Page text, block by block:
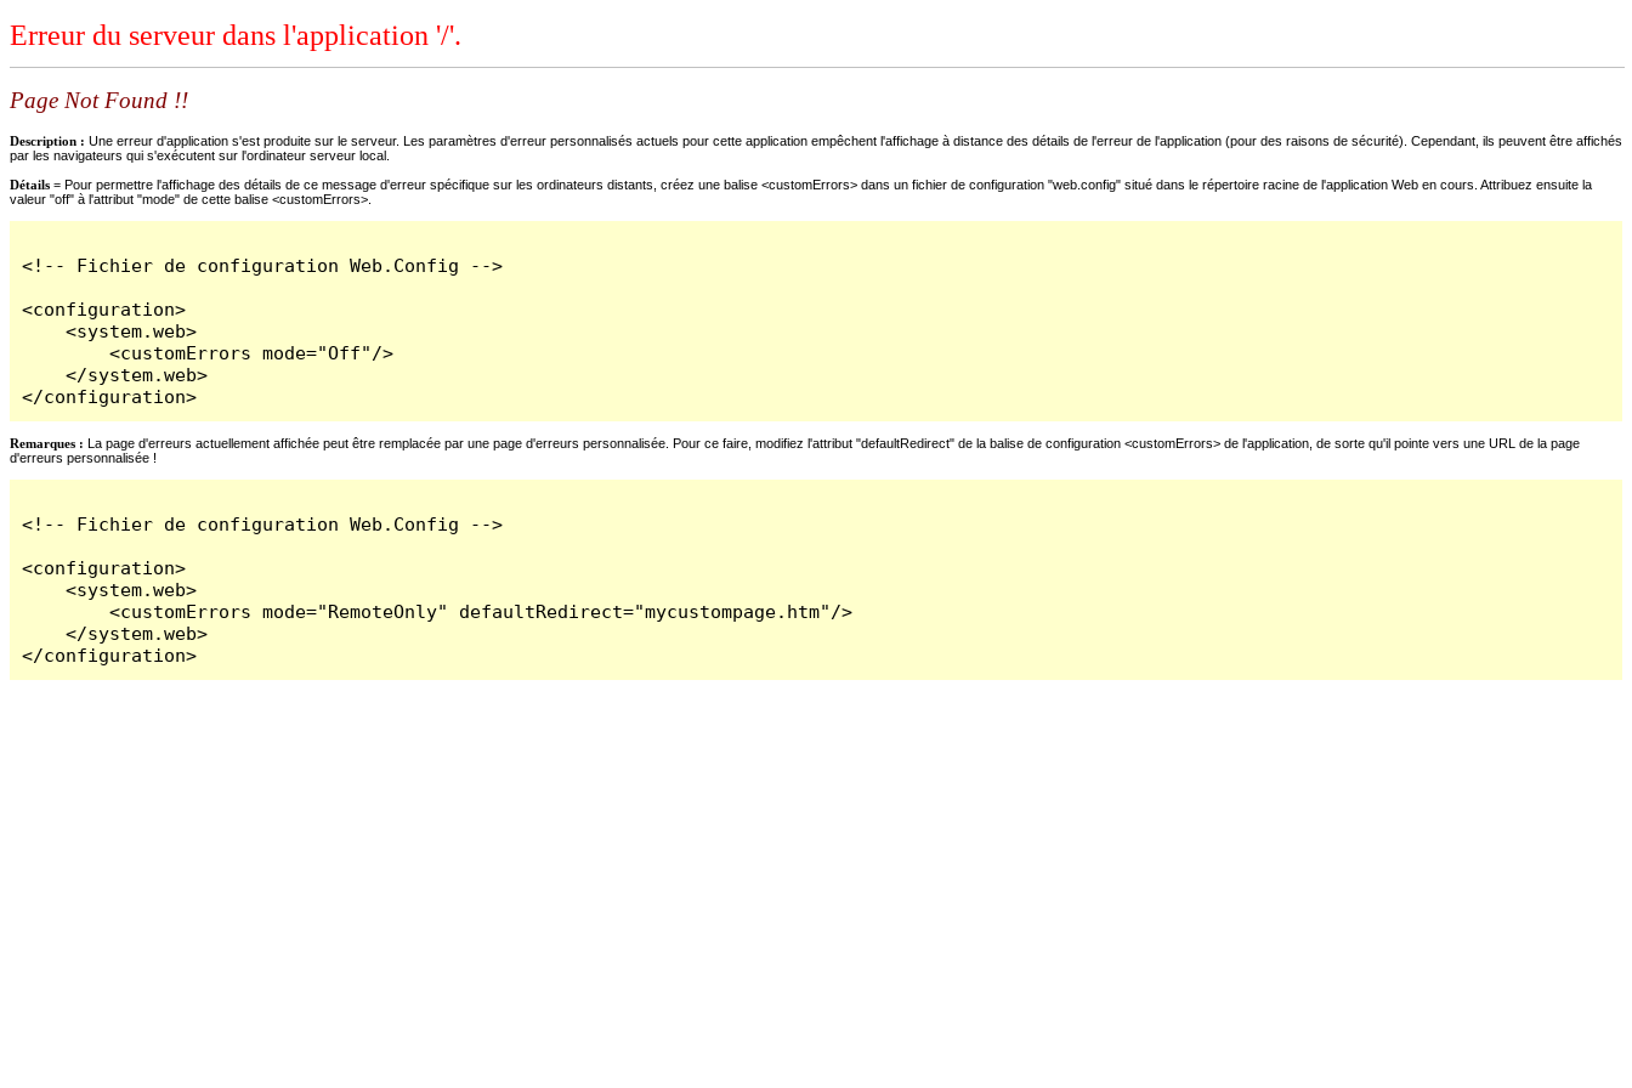
Erreur du serveur dans l'application '/'.
Page Not Found !!
Description : Une erreur d'application s'est produite sur le serveur. Les paramètres d'erreur personnalisés actuels pour cette application empêchent l'affichage à distance des détails de l'erreur de l'application (pour des raisons de sécurité). Cependant, ils peuvent être affichés
par les navigateurs qui s'exécutent sur l'ordinateur serveur local.
Détails = Pour permettre l'affichage des détails de ce message d'erreur spécifique sur les ordinateurs distants, créez une balise <customErrors> dans un fichier de configuration "web.config" situé dans le répertoire racine de l'application Web en cours. Attribuez ensuite la
valeur "off" à l'attribut "mode" de cette balise <customErrors>.
<!-- Fichier de configuration Web.Config -->
<configuration>
    <system.web>
        <customErrors mode="Off"/>
    </system.web>
</configuration>
Remarques : La page d'erreurs actuellement affichée peut être remplacée par une page d'erreurs personnalisée. Pour ce faire, modifiez l'attribut "defaultRedirect" de la balise de configuration <customErrors> de l'application, de sorte qu'il pointe vers une URL de la page
d'erreurs personnalisée !
<!-- Fichier de configuration Web.Config -->
<configuration>
    <system.web>
        <customErrors mode="RemoteOnly" defaultRedirect="mycustompage.htm"/>
    </system.web>
</configuration>